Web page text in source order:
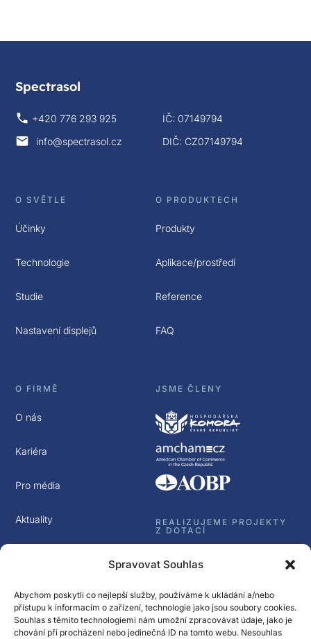
Spravovat Souhlas
Abychom poskytli co nejlepší služby, používáme k ukládání a/nebo
přístupu k informacím o zařízení, technologie jako jsou soubory cookies.
Souhlas s těmito technologiemi nám umožní zpracovávat údaje, jako je
chování při procházení nebo jedinečná ID na tomto webu. Nesouhlas
Spectrasol
+420 776 293 925
info@spectrasol.cz
IČ: 07149794
DIČ: CZ07149794
O SVĚTLE
Účinky
Technologie
Studie
Nastavení displejů
O PRODUKTECH
Produkty
Aplikace/prostředí
Reference
FAQ
O FIRMĚ
O nás
Kariéra
Pro média
Aktuality
JSME ČLENY
REALIZUJEME PROJEKTY
Z DOTACÍ